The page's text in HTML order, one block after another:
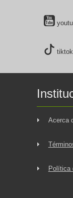
Acerca
Política